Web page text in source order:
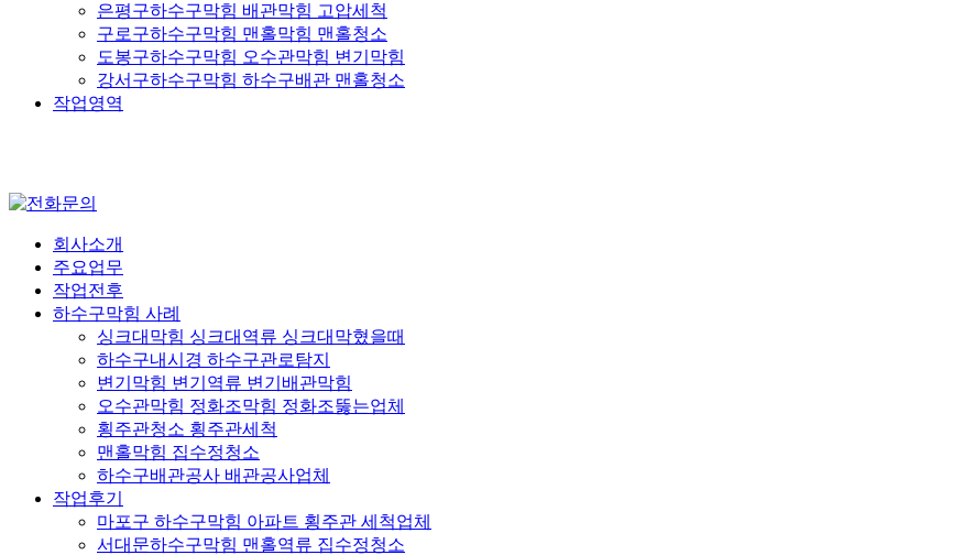
은평구하수구막힘 배관막힘 고압세척
구로구하수구막힘 맨홀막힘 맨홀청소
도봉구하수구막힘 오수관막힘 변기막힘
강서구하수구막힘 하수구배관 맨홀청소
작업영역
회사소개
주요업무
작업전후
하수구막힘 사례
싱크대막힘 싱크대역류 싱크대막혔을때
하수구내시경 하수구관로탐지
변기막힘 변기역류 변기배관막힘
오수관막힘 정화조막힘 정화조뚫는업체
횡주관청소 횡주관세척
맨홀막힘 집수정청소
하수구배관공사 배관공사업체
작업후기
마포구 하수구막힘 아파트 횡주관 세척업체
서대문하수구막힘 맨홀역류 집수정청소